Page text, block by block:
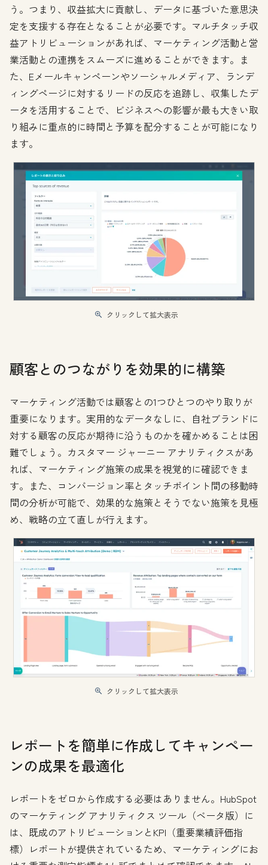
う。つまり、収益拡大に貢献し、データに基づいた意思決
定を支援する存在となることが必要です。マルチタッチ収
益アトリビューションがあれば、マーケティング活動と営
業活動との連携をスムーズに進めることができます。ま
た、Eメールキャンペーンやソーシャルメディア、ランデ
ィングページに対するリードの反応を追跡し、収集したデ
ータを活用することで、ビジネスへの影響が最も大きい取
り組みに重点的に時間と予算を配分することが可能になり
ます。
クリックして拡大表示
顧客とのつながりを効果的に構築
マーケティング活動では顧客との1つひとつのやり取りが
重要になります。実用的なデータなしに、自社ブランドに
対する顧客の反応が期待に沿うものかを確かめることは困
難でしょう。カスタマー ジャーニー アナリティクスがあ
れば、マーケティング施策の成果を視覚的に確認できま
す。また、コンバージョン率とタッチポイント間の移動時
間の分析が可能で、効果的な施策とそうでない施策を見極
め、戦略の立て直しが行えます。
クリックして拡大表示
レポートを簡単に作成してキャンペー
ンの成果を最適化
レポートをゼロから作成する必要はありません。HubSpot
のマーケティング アナリティクス ツール（ベータ版）に
は、既成のアトリビューションとKPI（重要業績評価指
標）レポートが提供されているため、マーケティングにお